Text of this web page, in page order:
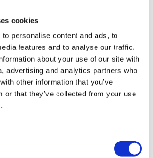
cookies
personalise content and ads, to
features and to analyse our traffic.
about your use of our site with
advertising and analytics partners who
other information that you’ve
or that they’ve collected from your use
wählen Sie bitte einen
sich für Produkte von Hyundai
allgemein Fragen?